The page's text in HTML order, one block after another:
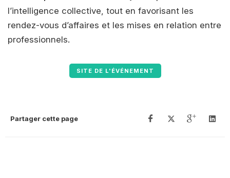
l’intelligence collective, tout en favorisant les
rendez-vous d’affaires et les mises en relation entre
professionnels.
SITE DE L'ÉVÉNEMENT
Partager cette page